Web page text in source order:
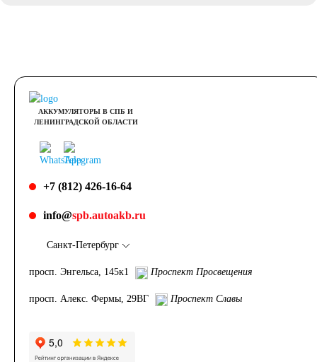
АККУМУЛЯТОРЫ В СПБ И
ЛЕНИНГРАДСКОЙ ОБЛАСТИ
+7 (812) 426-16-64
info@spb.autoakb.ru
Санкт-Петербург
просп. Энгельса, 145к1 Проспект Просвещения
просп. Алекс. Фермы, 29ВГ Проспект Славы